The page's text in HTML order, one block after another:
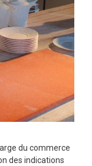
du commerce
des indications